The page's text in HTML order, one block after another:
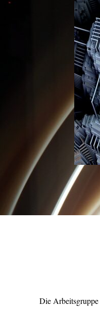
Die Arbeitsgruppe